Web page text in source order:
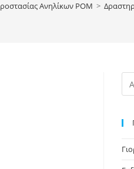
Ανηλίκων ΡΟΜ >